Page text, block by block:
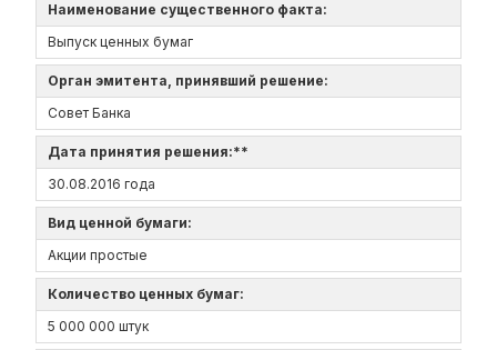
Наименование существенного факта:
Выпуск ценных бумаг
Орган эмитента, принявший решение:
Совет Банка
Дата принятия решения:**
30.08.2016 года
Вид ценной бумаги:
Акции простые
Количество ценных бумаг:
5 000 000 штук